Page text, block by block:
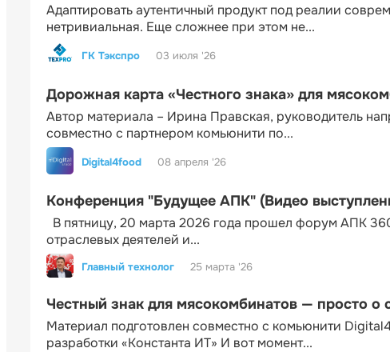
Адаптировать аутентичный продукт под реалии
нетривиальная. Еще сложнее при этом не...
ГК Тэкспро 03 июля '26
Дорожная карта «Честного знака» для
Автор материала – Ирина Правская, руководитель
совместно с партнером комьюнити по...
Digital4food 08 апреля '26
Конференция "Будущее АПК" (Видео
В пятницу, 20 марта 2026 года прошел форум АПК
отраслевых деятелей и...
Главный технолог 25 марта '26
Честный знак для мясокомбинатов — просто о
Материал подготовлен совместно с комьюнити
разработки «Константа ИТ» И вот момент...